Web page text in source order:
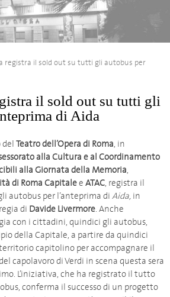
registra il sold out su tutti gli autobus per
il sold out su tutti gli
di Aida
del Teatro dell’Opera di Roma, in
alla Cultura e al Coordinamento
alla Giornata della Memoria,
di Roma Capitalee ATAC, registra il
autobus per l’anteprima di Aida, in
di Davide Livermore. Anche
con i cittadini, quindici gli autobus,
della Capitale, a partire da quindici
capitolino per accompagnare il
capolavoro di Verdi in scena questa sera
L’iniziativa, che ha registrato il tutto
conferma il successo di un progetto